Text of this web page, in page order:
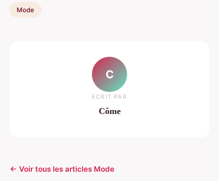
Mode
C
ECRIT PAR
Côme
← Voir tous les articles Mode